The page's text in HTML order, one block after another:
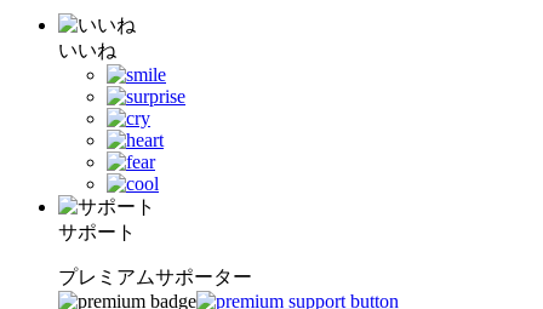
いいね
サポート
プレミアムサポーター